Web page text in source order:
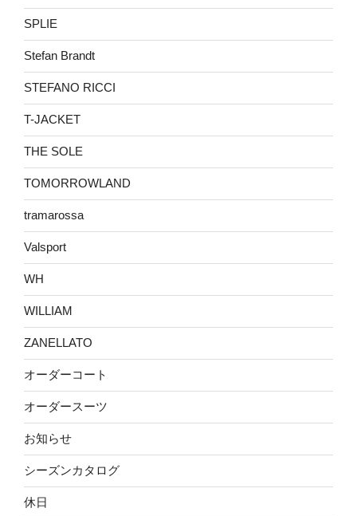
SPLIE
Stefan Brandt
STEFANO RICCI
T-JACKET
THE SOLE
TOMORROWLAND
tramarossa
Valsport
WH
WILLIAM
ZANELLATO
オーダーコート
オーダースーツ
お知らせ
シーズンカタログ
休日